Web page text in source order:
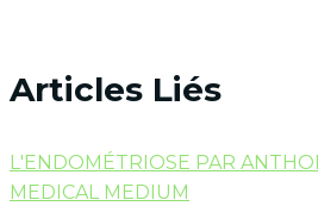
Articles Liés
L'ENDOMÉTRIOSE PAR
MEDICAL MEDIUM